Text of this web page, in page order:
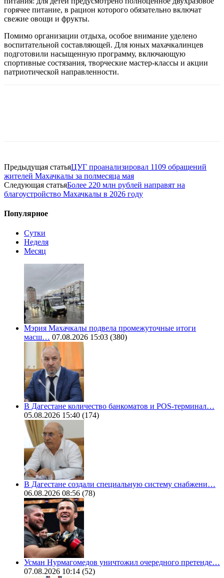
горячее питание, в рацион которого обязательно включат
свежие овощи и фрукты.
Помимо организации отдыха, особое внимание уделено
воспитательной составляющей. Для юных махачкалинцев
подготовили насыщенную программу, включающую
спортивные состязания, творческие мастер-классы и акции
патриотической направленности.
Предыдущая статьяЦУГ проанализировал 1109 обращений
жителей Махачкалы за полмесяца мая
Следующая статьяБолее 220 млн рублей направят на
благоустройство Махачкалы в 2026 году
Популярное
Сутки
Неделя
Месяц
Мэрия Махачкалы подвела промежуточные итоги
масш… 07.08.2026 15:03 (380)
В Дагестане количество банкоматов и POS-терминал…
05.08.2026 15:40 (174)
В Дагестане создали специальную систему снабжени…
06.08.2026 08:56 (78)
Усман Нурмагомедов уничтожил очередного претенде…
07.08.2026 10:14 (52)